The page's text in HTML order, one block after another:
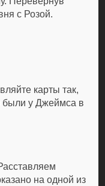
с Розой.
карты так,
были у Джеймса в
на одной из